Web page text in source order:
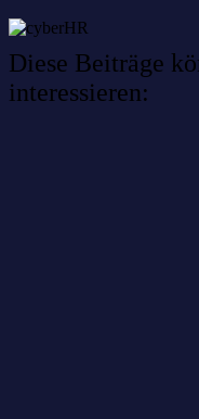
Diese Beiträge
interessieren: